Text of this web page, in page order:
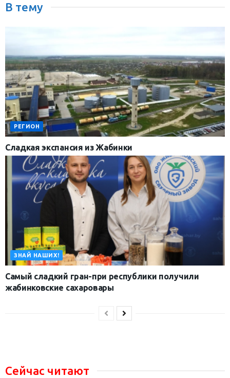
В тему
РЕГИОН
Сладкая экспансия из Жабинки
ЗНАЙ НАШИХ!
Самый сладкий гран-при республики получили
жабинковские сахаровары
Сейчас читают